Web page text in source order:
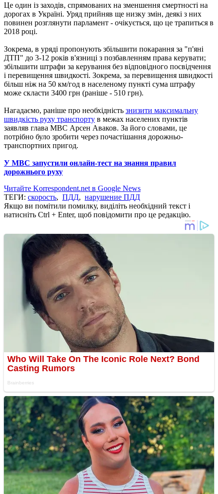
Це один із заходів, спрямованих на зменшення смертності на
дорогах в Україні. Уряд прийняв ще низку змін, деякі з них
повинен розглянути парламент - очікується, що це трапиться в
2018 році.
Зокрема, в уряді пропонують збільшити покарання за "п'яні
ДТП" до 3-12 років в'язниці з позбавленням права керувати;
збільшити штрафи за керування без відповідного посвідчення
і перевищення швидкості. Зокрема, за перевищення швидкості
більш ніж на 50 км/год в населеному пункті сума штрафу
може скласти 3400 грн (раніше - 510 грн).
Нагадаємо, раніше про необхідність знизити максимальну
швидкість руху транспорту в межах населених пунктів
заявляв глава МВС Арсен Аваков. За його словами, це
потрібно було зробити через почастішання дорожньо-
транспортних пригод.
У МВС запустили онлайн-тест на знання правил
дорожнього руху
Читайте Korrespondent.net в Google News
ТЕГИ: скорость, ПДД, нарушение ПДД
Якщо ви помітили помилку, виділіть необхідний текст і
натисніть Ctrl + Enter, щоб повідомити про це редакцію.